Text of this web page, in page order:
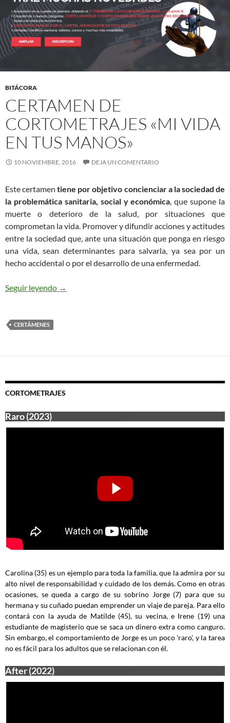
BITÁCORA
CERTAMEN DE
CORTOMETRAJES «MI VIDA
EN TUS MANOS»
10 NOVIEMBRE, 2016 DEJA UN COMENTARIO
Este certamentiene por objetivo concienciar a la sociedad de
la problemática sanitaria, social y económica, que supone la
muerte o deterioro de la salud, por situaciones que
comprometan la vida. Promover y difundir acciones y actitudes
entre la sociedad que, ante una situación que ponga en riesgo
una vida, sean determinantes para salvarla, ya sea por un
hecho accidental o por el desarrollo de una enfermedad.
Seguir leyendo Certamen de Cortometrajes «Mi vida en tus
→
CERTÁMENES
CORTOMETRAJES
Raro (2023)
Carolina (35) es un ejemplo para toda la familia, que la admira por su
alto nivel de responsabilidad y cuidado de los demás. Como en otras
ocasiones, se queda a cargo de su sobrino Jorge (7) para que su
hermana y su cuñado puedan emprender un viaje de pareja. Para ello
contará con la ayuda de Matilde (45), su vecina, e Irene (19) una
estudiante de magisterio que se saca un dinero extra como canguro.
Sin embargo, el comportamiento de Jorge es un poco 'raro', y la tarea
no es fácil para los adultos que se relacionan con él.
After (2022)